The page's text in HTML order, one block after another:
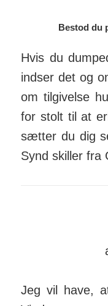
Bestod du
Hvis du
indser det og
om til­givelse
for stolt til at
sætter du dig
Synd skiller fra
Jeg vil have,